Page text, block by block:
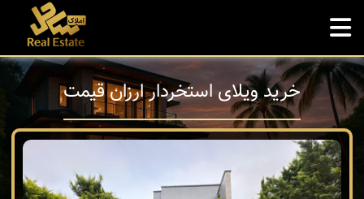
خرید ویلای استخردار ارزان قیمت